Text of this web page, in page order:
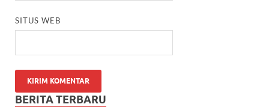
SITUS WEB
BERITA TERBARU